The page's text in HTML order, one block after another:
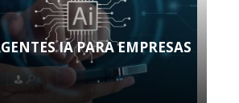
IA PARA EMPRESAS